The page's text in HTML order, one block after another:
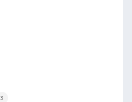
3